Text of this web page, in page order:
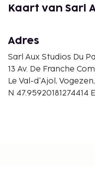
Kaart van Sarl
Adres
Sarl Aux Studios Du
13 Av. De Franche
Le Val-d'Ajol,
N 47.95920181274414